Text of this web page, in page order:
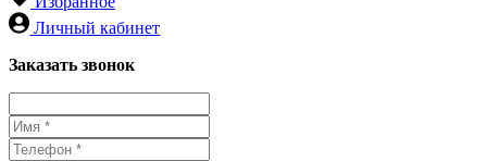
Личный кабинет
Заказать звонок